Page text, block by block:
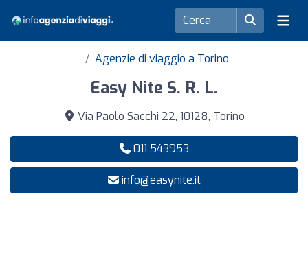
Agenzie di viaggio a Torino
Easy Nite S. R. L.
Via Paolo Sacchi 22, 10128, Torino
011 543953
info@easynite.it